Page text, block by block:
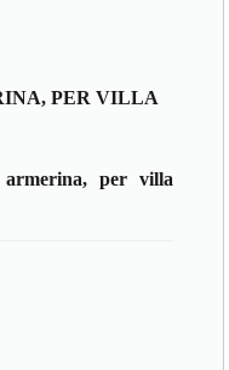
PER VILLA
per villa